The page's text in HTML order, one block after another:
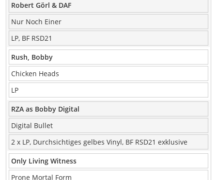
Robert Görl & DAF
Nur Noch Einer
LP, BF RSD21
Rush, Bobby
Chicken Heads
LP
RZA as Bobby Digital
Digital Bullet
2 x LP, Durchsichtiges gelbes Vinyl, BF RSD21 exklusive
Only Living Witness
Prone Mortal Form